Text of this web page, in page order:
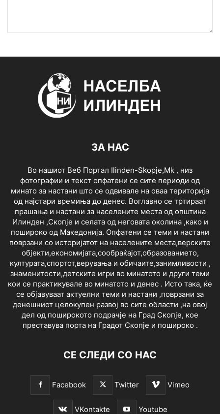
ЗА НАС
Во нашиот Веб Портал Ilinden-Skopje,Mk , низ
фотографии и текст опфатени се сите периоди од
минато за настани што се одвивале на оваа територија
од најстари времиња до денес. Воглавно се тртираат
прашања и настани за населените места од општина
Илинден ,Скопје и селата од неговата околина ,како и
пошироко од Македонија. Опфатени се теми и настани
поврзани со историјатот на населените места,верските
објекти,економијата,сообраќајот,образованието,
културата,спортот,верувања и обичаите,занимливости ,
знаменитости,детските игри во минатото и други теми
кои се практикувале во минатото и денес . Исто така, ќе
се објавуваат актуелни теми и настани ,поврзани за
денешниот целокупен развој во сите области ,на овој
дел од поширокото подрачје на Град Скопје, кое
преставува порта на Градот Скопје и пошироко .
СЕ СЛЕДИ СО НАС
Facebook Twitter Vimeo
VKontakte Youtube